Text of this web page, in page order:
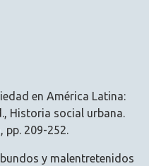
en América Latina:
Historia social urbana.
pp. 209-252.
y malentretenidos